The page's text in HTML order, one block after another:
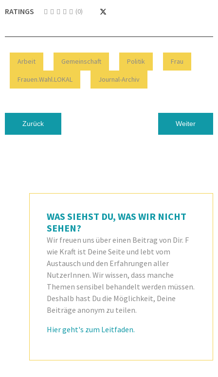
RATINGS (0)
Arbeit Gemeinschaft Politik Frau
Frauen.Wahl.LOKAL Journal-Archiv
Vorheriger Beitrag: EINSAMKEIT IN ZEITEN VON CORONA
Zurück Nächster
Weiter
WAS SIEHST DU, WAS WIR NICHT
SEHEN?
Wir freuen uns über einen Beitrag von Dir. F
wie Kraft ist Deine Seite und lebt vom
Austausch und den Erfahrungen aller
NutzerInnen. Wir wissen, dass manche
Themen sensibel behandelt werden müssen.
Deshalb hast Du die Möglichkeit, Deine
Beiträge anonym zu teilen.
Hier geht's zum Leitfaden.